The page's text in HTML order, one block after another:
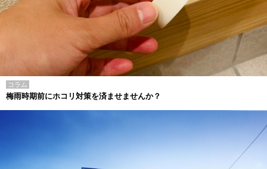
コラム
梅雨時期前にホコリ対策を済ませませんか？